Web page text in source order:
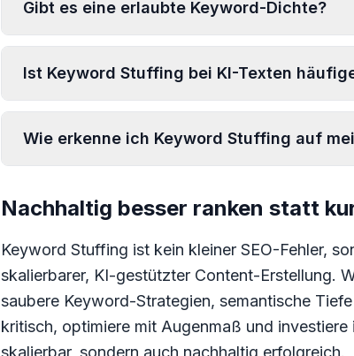
Gibt es eine erlaubte Keyword-Dichte?
Ist Keyword Stuffing bei KI-Texten
Wie erkenne ich Keyword Stuffing auf
Nachhaltig besser ranken statt
Keyword Stuffing ist kein kleiner SEO-Fehler,
skalierbarer, KI-gestützter Content-Erstellung.
saubere Keyword-Strategien, semantische
kritisch, optimiere mit Augenmaß und
skalierbar, sondern auch nachhaltig erfolgreich.